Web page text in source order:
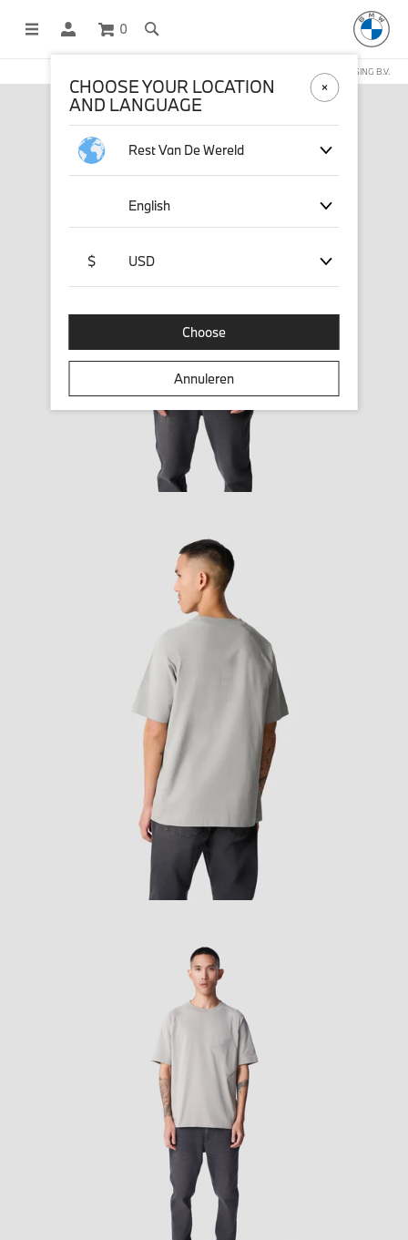
0
DEZE WEBSHOP WORDT BEHEERD DOOR STICHD SPORTMERCHANDISING B.V.
CHOOSE YOUR LOCATION
AND LANGUAGE
Rest Van De Wereld
English
$ USD
Choose
Annuleren